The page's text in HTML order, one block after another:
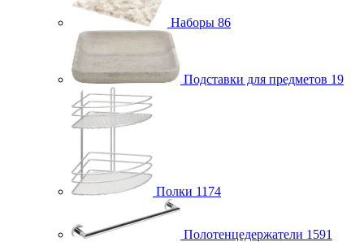
Наборы 86
Подставки для предметов 19
Полки 1174
Полотенцедержатели 1591